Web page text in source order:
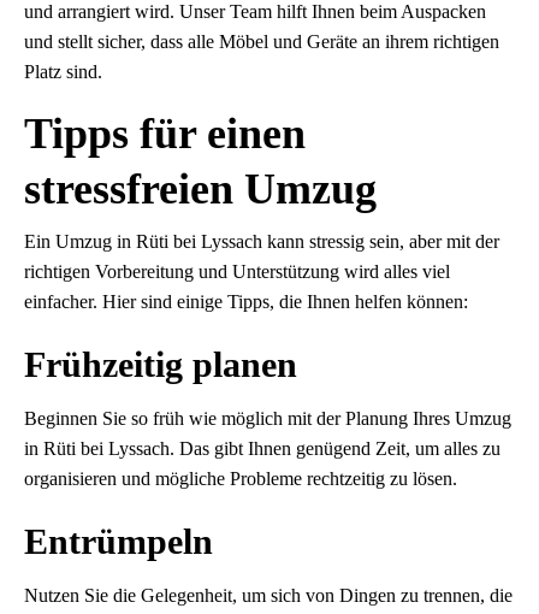
und arrangiert wird. Unser Team hilft Ihnen beim Auspacken
und stellt sicher, dass alle Möbel und Geräte an ihrem richtigen
Platz sind.
Tipps für einen
stressfreien Umzug
Ein Umzug in Rüti bei Lyssach kann stressig sein, aber mit der
richtigen Vorbereitung und Unterstützung wird alles viel
einfacher. Hier sind einige Tipps, die Ihnen helfen können:
Frühzeitig planen
Beginnen Sie so früh wie möglich mit der Planung Ihres Umzug
in Rüti bei Lyssach. Das gibt Ihnen genügend Zeit, um alles zu
organisieren und mögliche Probleme rechtzeitig zu lösen.
Entrümpeln
Nutzen Sie die Gelegenheit, um sich von Dingen zu trennen, die